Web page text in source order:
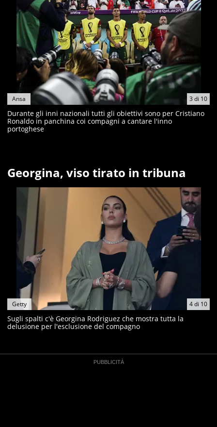
3 di 10
Ansa
Durante gli inni nazionali tutti gli obiettivi sono per Cristiano
Ronaldo in panchina coi compagni a cantare l'inno
portoghese
Georgina, viso tirato in tribuna
4di 10
Getty
Sugli spalti c'è Georgina Rodriguez che mostra tutta la
delusione per l'esclusione del compagno